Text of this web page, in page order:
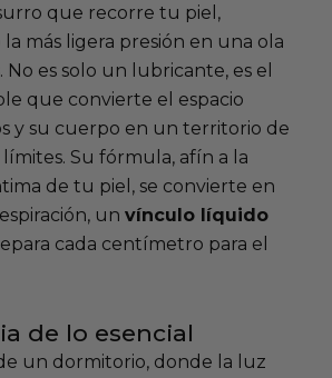
que recorre tu piel,
más ligera presión en una ola
No es solo un lubricante, es el
que convierte el espacio
y su cuerpo en un territorio de
Su fórmula, afín a la
de tu piel, se convierte en
unvínculo líquido
cada centímetro para el
de lo esencial
un dormitorio, donde la luz